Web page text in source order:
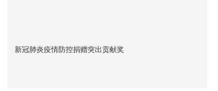
新冠肺炎疫情防控捐赠突出贡献奖